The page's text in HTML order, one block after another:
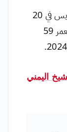
ولدت كامالا هاريس في 20
أكتوبر 1964، مما يعني أنها تبلغ من العمر 59
اليمني